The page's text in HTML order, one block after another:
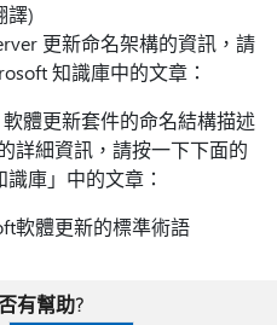
譯)
更新命名架構的資訊，請
知識庫中的文章：
體更新套件的命名結構描述
細資訊，請按一下下面的
庫」中的文章：
軟體更新的標準術語
有幫助?